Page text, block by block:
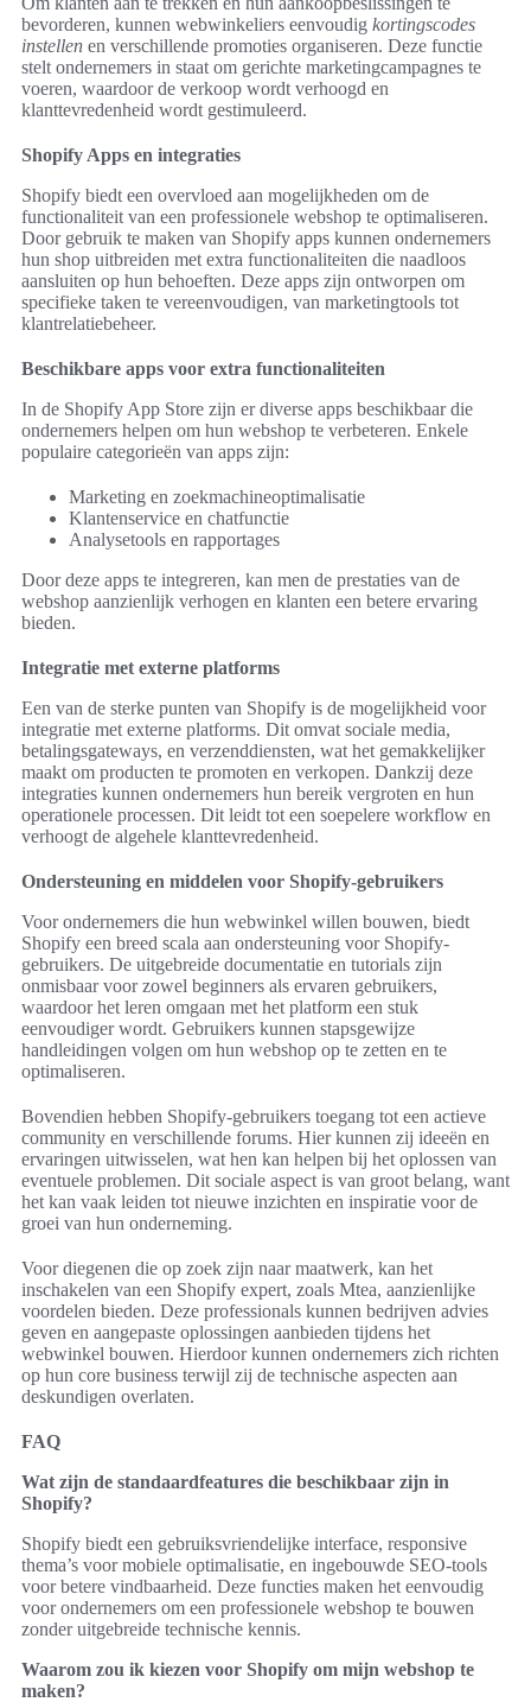
bevorderen, kunnen webwinkeliers eenvoudig kortingscodes
instellen en verschillende promoties organiseren. Deze functie
stelt ondernemers in staat om gerichte marketingcampagnes te
voeren, waardoor de verkoop wordt verhoogd en
klanttevredenheid wordt gestimuleerd.
Shopify Apps en integraties
Shopify biedt een overvloed aan mogelijkheden om de
functionaliteit van een professionele webshop te optimaliseren.
Door gebruik te maken van Shopify apps kunnen ondernemers
hun shop uitbreiden met extra functionaliteiten die naadloos
aansluiten op hun behoeften. Deze apps zijn ontworpen om
specifieke taken te vereenvoudigen, van marketingtools tot
klantrelatiebeheer.
Beschikbare apps voor extra functionaliteiten
In de Shopify App Store zijn er diverse apps beschikbaar die
ondernemers helpen om hun webshop te verbeteren. Enkele
populaire categorieën van apps zijn:
Marketing en zoekmachineoptimalisatie
Klantenservice en chatfunctie
Analysetools en rapportages
Door deze apps te integreren, kan men de prestaties van de
webshop aanzienlijk verhogen en klanten een betere ervaring
bieden.
Integratie met externe platforms
Een van de sterke punten van Shopify is de mogelijkheid voor
integratie met externe platforms. Dit omvat sociale media,
betalingsgateways, en verzenddiensten, wat het gemakkelijker
maakt om producten te promoten en verkopen. Dankzij deze
integraties kunnen ondernemers hun bereik vergroten en hun
operationele processen. Dit leidt tot een soepelere workflow en
verhoogt de algehele klanttevredenheid.
Ondersteuning en middelen voor Shopify-gebruikers
Voor ondernemers die hun webwinkel willen bouwen, biedt
Shopify een breed scala aan ondersteuning voor Shopify-
gebruikers. De uitgebreide documentatie en tutorials zijn
onmisbaar voor zowel beginners als ervaren gebruikers,
waardoor het leren omgaan met het platform een stuk
eenvoudiger wordt. Gebruikers kunnen stapsgewijze
handleidingen volgen om hun webshop op te zetten en te
optimaliseren.
Bovendien hebben Shopify-gebruikers toegang tot een actieve
community en verschillende forums. Hier kunnen zij ideeën en
ervaringen uitwisselen, wat hen kan helpen bij het oplossen van
eventuele problemen. Dit sociale aspect is van groot belang, want
het kan vaak leiden tot nieuwe inzichten en inspiratie voor de
groei van hun onderneming.
Voor diegenen die op zoek zijn naar maatwerk, kan het
inschakelen van een Shopify expert, zoals Mtea, aanzienlijke
voordelen bieden. Deze professionals kunnen bedrijven advies
geven en aangepaste oplossingen aanbieden tijdens het
webwinkel bouwen. Hierdoor kunnen ondernemers zich richten
op hun core business terwijl zij de technische aspecten aan
deskundigen overlaten.
FAQ
Wat zijn de standaardfeatures die beschikbaar zijn in
Shopify?
Shopify biedt een gebruiksvriendelijke interface, responsive
thema’s voor mobiele optimalisatie, en ingebouwde SEO-tools
voor betere vindbaarheid. Deze functies maken het eenvoudig
voor ondernemers om een professionele webshop te bouwen
zonder uitgebreide technische kennis.
Waarom zou ik kiezen voor Shopify om mijn webshop te
maken?